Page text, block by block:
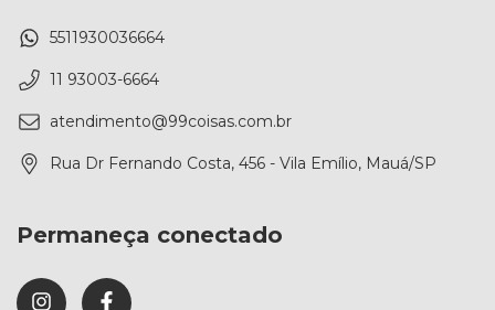
5511930036664
11 93003-6664
atendimento@99coisas.com.br
Rua Dr Fernando Costa, 456 - Vila Emílio, Mauá/SP
Permaneça conectado